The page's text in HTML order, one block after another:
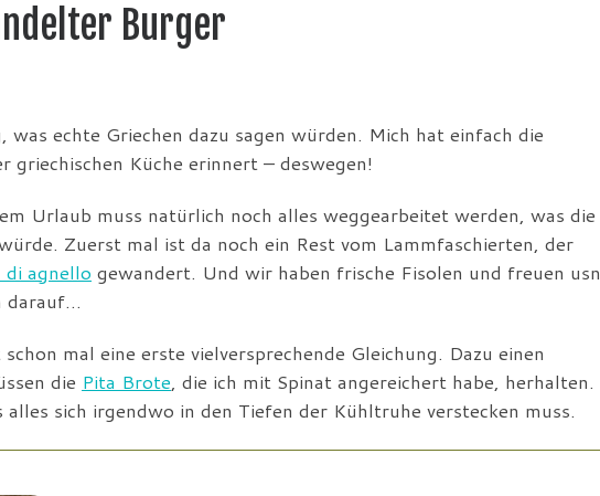
Burger
was echte Griechen dazu sagen würden. Mich hat einfach die
griechischen Küche erinnert – deswegen!
Urlaub muss natürlich noch alles weggearbeitet werden, was die
Zuerst mal ist da noch ein Rest vom Lammfaschierten, der
di agnello gewandert. Und wir haben frische Fisolen und freuen usn
darauf…
mal eine erste vielversprechende Gleichung. Dazu einen
die Pita Brote, die ich mit Spinat angereichert habe, herhalten.
sich irgendwo in den Tiefen der Kühltruhe verstecken muss.